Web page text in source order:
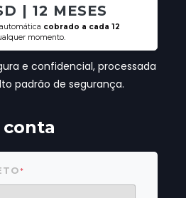
| 12 MESES
cobrado a cada 12
momento.
e confidencial, processada
padrão de segurança.
conta
*